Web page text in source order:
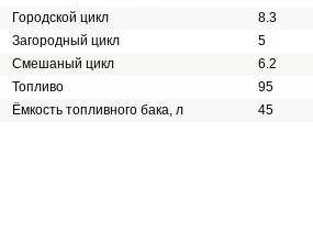
Городской цикл
8.3
Загородный цикл
5
Смешаный цикл
6.2
Топливо
95
Ёмкость топливного бака, л
45